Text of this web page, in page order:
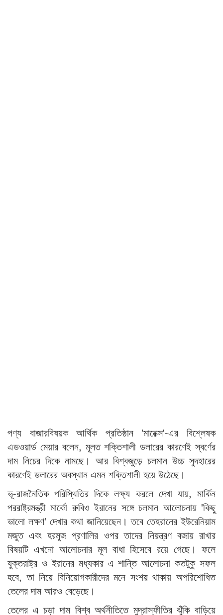
পণ্য বাজারবিষয়ক আর্থিক প্রতিষ্ঠান 'মারেক্স'-এর বিশ্লেষক
এডওয়ার্ড মেয়ার বলেন, মূলত শক্তিশালী ডলারের কারণেই স্বর্ণের
দাম নিচের দিকে নামছে। আর বিশ্বজুড়ে চলমান উচ্চ সুদহারের
কারণেই ডলারের অবস্থান এমন শক্তিশালী হয়ে উঠেছে।
ভূ-রাজনৈতিক পরিস্থিতির দিকে লক্ষ্য করলে দেখা যায়, মার্কিন
পররাষ্ট্রমন্ত্রী মার্কো রুবিও ইরানের সঙ্গে চলমান আলোচনায় 'কিছু
ভালো লক্ষণ' দেখার কথা জানিয়েছেন। তবে তেহরানের ইউরেনিয়াম
মজুত এবং হরমুজ প্রণালির ওপর তাদের নিয়ন্ত্রণ বজায় রাখার
বিষয়টি এখনো আলোচনার মূল বাধা হিসেবে রয়ে গেছে। ফলে
যুক্তরাষ্ট্র ও ইরানের মধ্যকার এ শান্তি আলোচনা কতটুকু সফল
হবে, তা নিয়ে বিনিয়োগকারীদের মনে সংশয় থাকায় অপরিশোধিত
তেলের দাম আরও বেড়েছে।
তেলের এ চড়া দাম বিশ্ব অর্থনীতিতে মুদ্রাস্ফীতির ঝুঁকি বাড়িয়ে